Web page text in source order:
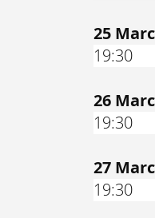
25
19:30
26
19:30
27
19:30